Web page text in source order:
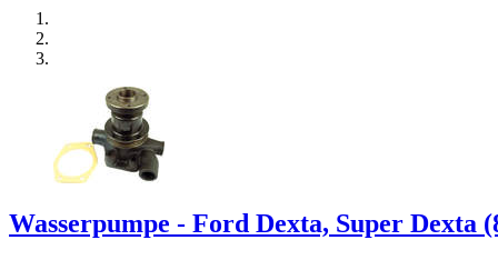
Wasserpumpe - Ford Dexta, Super Dexta